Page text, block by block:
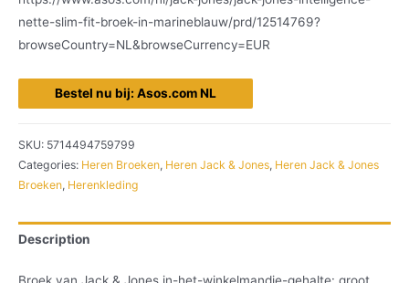
nette-slim-fit-broek-in-marineblauw/prd/12514769?
browseCountry=NL&browseCurrency=EUR
Bestel nu bij: Asos.com NL
SKU: 5714494759799
Categories: Heren Broeken, Heren Jack & Jones, Heren Jack & Jones
Broeken, Herenkleding
Description